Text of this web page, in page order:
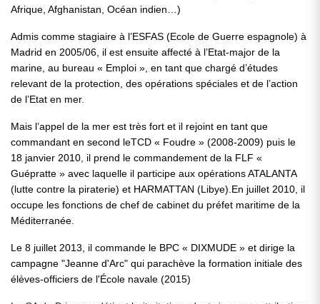
Afrique, Afghanistan, Océan indien…)
Admis comme stagiaire à l’ESFAS (Ecole de Guerre espagnole) à
Madrid en 2005/06, il est ensuite affecté à l’Etat-major de la
marine, au bureau « Emploi », en tant que chargé d’études
relevant de la protection, des opérations spéciales et de l’action
de l’Etat en mer.
Mais l’appel de la mer est très fort et il rejoint en tant que
commandant en second leTCD « Foudre » (2008-2009) puis le
18 janvier 2010, il prend le commandement de la FLF «
Guépratte » avec laquelle il participe aux opérations ATALANTA
(lutte contre la piraterie) et HARMATTAN (Libye).En juillet 2010, il
occupe les fonctions de chef de cabinet du préfet maritime de la
Méditerranée.
Le 8 juillet 2013, il commande le BPC « DIXMUDE » et dirige la
campagne "Jeanne d'Arc" qui parachève la formation initiale des
élèves-officiers de l'École navale (2015)